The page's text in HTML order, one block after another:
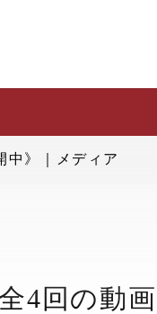
中》｜メディア
4回の動